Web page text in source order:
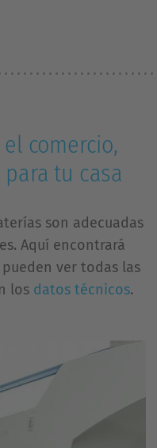
comercio,
tu casa
son adecuadas
Aquí encontrará
ver todas las
los datos técnicos.